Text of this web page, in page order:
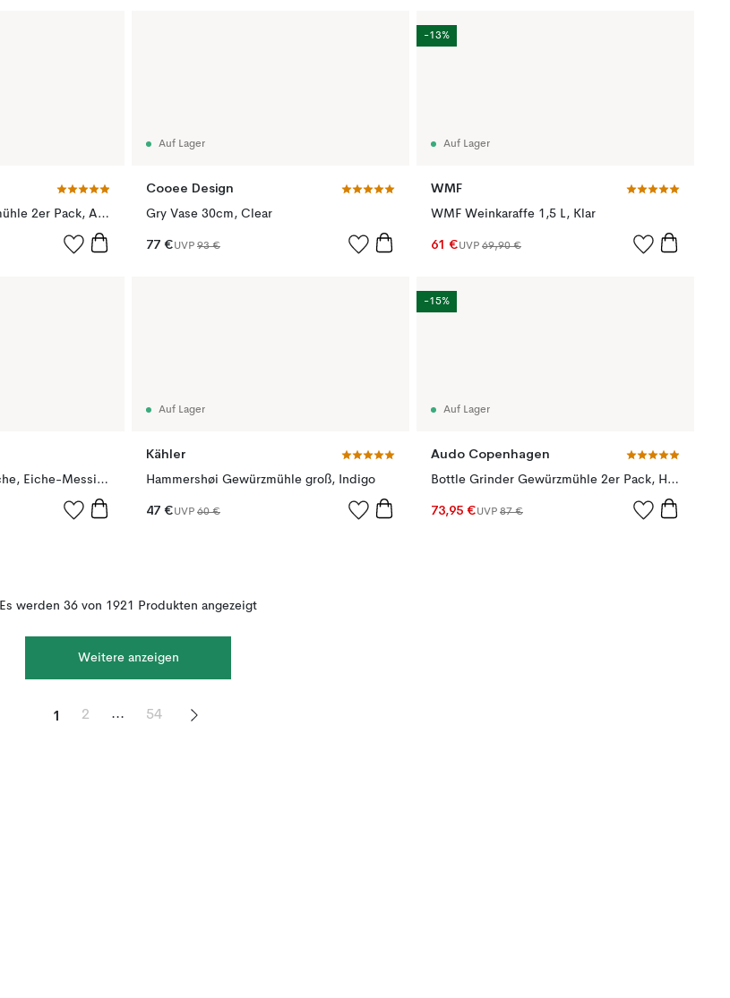
Bottle Grinder Gewürzmühle 2er Pack, Ash-carbon
Auf Lager
Cooee Design
Gry Vase 30cm, Clear
77 €UVP 93 €
Auf Lager
WMF
WMF Weinkaraffe 1,5 L, Klar
61 €UVP 69,90 €
-13%
Watch:Out Wanduhr Eiche, Eiche-Messing
Auf Lager
Kähler
Hammershøi Gewürzmühle groß, Indigo
47 €UVP 60 €
Auf Lager
Audo Copenhagen
Bottle Grinder Gewürzmühle 2er Pack, Hunting green-beige
73,95 €UVP 87 €
-15%
Es werden 36 von 1921 Produkten angezeigt
Weitere anzeigen
1 2 ... 54